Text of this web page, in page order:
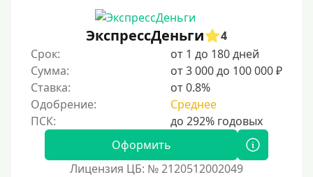
ЭкспрессДеньги
4
Срок:
от 1 до 180 дней
Сумма:
от 3 000 до 100 000 ₽
Ставка:
от 0.8%
Одобрение:
Среднее
Оформить
Лицензия ЦБ: № 2120512002049